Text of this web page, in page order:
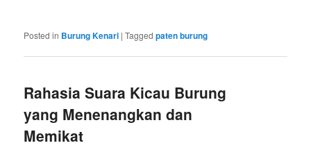
Posted in Burung Kenari |Tagged paten burung
Rahasia Suara Kicau Burung
yang Menenangkan dan
Memikat